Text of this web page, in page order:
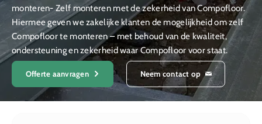
monteren- Zelf monteren met de zekerheid van Compofloor.
Hiermee geven we zakelijke klanten de mogelijkheid om zelf
Compofloor te monteren – met behoud van de kwaliteit,
ondersteuning en zekerheid waar Compofloor voor staat.
Offerte aanvragen Neem contact op